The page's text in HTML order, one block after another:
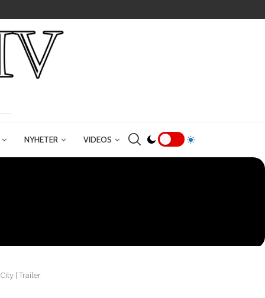
NYHETER VIDEOS
| Trailer